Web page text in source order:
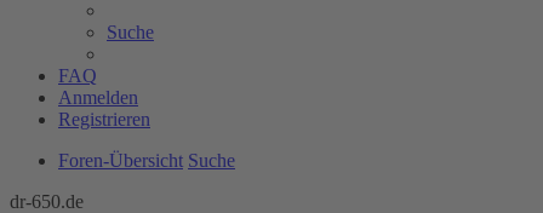
Suche
FAQ
Anmelden
Registrieren
Foren-Übersicht Suche
dr-650.de